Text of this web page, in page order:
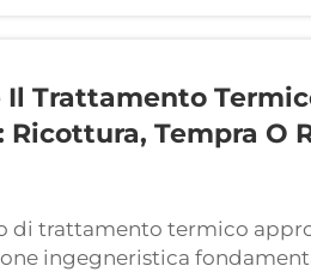
Il Trattamento
Tempra O
di trattamento termico
ingegneristica